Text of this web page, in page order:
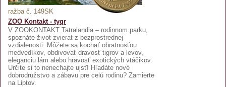
ražba č. 149SK
ZOO Kontakt - tygr
V ZOOKONTAKT Tatralandia – rodinnom parku,
spoznáte život zvierat z bezprostrednej
vzdialenosti. Môžete sa kochať obratnosťou
medvedíkov, obdivovať dravosť tigrov a levov,
eleganciu lám alebo hravosť exotických vtáčikov.
Určite si to nenechajte ujsť! Hľadáte nové
dobrodružstvo a zábavu pre celú rodinu? Zamierte
na Liptov.